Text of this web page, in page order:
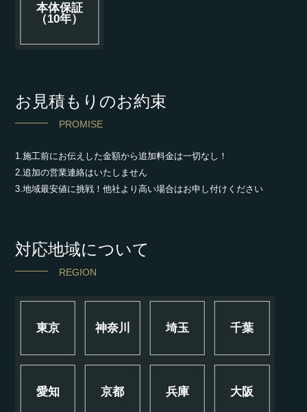
本体保証
（10年）
お見積もりのお約束
PROMISE
1.施工前にお伝えした金額から追加料金は一切なし！
2.追加の営業連絡はいたしません
3.地域最安値に挑戦！他社より高い場合はお申し付けください
対応地域について
REGION
東京 神奈川 埼玉 千葉
愛知 京都 兵庫 大阪